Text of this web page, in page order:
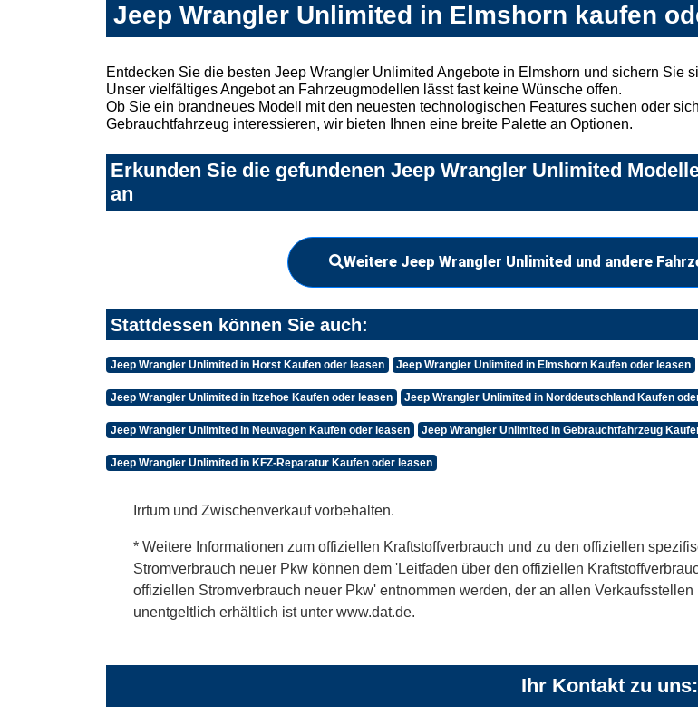
Jeep Wrangler Unlimited in Elmshorn kaufen
Entdecken Sie die besten Jeep Wrangler Unlimited Angebote in Elmshorn und sichern Sie
Unser vielfältiges Angebot an Fahrzeugmodellen lässt fast keine Wünsche offen.
Ob Sie ein brandneues Modell mit den neuesten technologischen Features suchen oder
Gebrauchtfahrzeug interessieren, wir bieten Ihnen eine breite Palette an Optionen.
Erkunden Sie die gefundenen Jeep Wrangler Unlimited
an
Weitere Jeep Wrangler Unlimited und andere
Stattdessen können Sie auch:
Jeep Wrangler Unlimited in Horst Kaufen oder leasen Jeep Wrangler Unlimited in Elmshorn Kaufen oder leasen
Jeep Wrangler Unlimited in Itzehoe Kaufen oder leasen Jeep Wrangler Unlimited in Norddeutschland Kaufen
Jeep Wrangler Unlimited in Neuwagen Kaufen oder leasen Jeep Wrangler Unlimited in Gebrauchtfahrzeug
Jeep Wrangler Unlimited in KFZ-Reparatur Kaufen oder leasen
Irrtum und Zwischenverkauf vorbehalten.
* Weitere Informationen zum offiziellen Kraftstoffverbrauch und zu den offiziellen
Stromverbrauch neuer Pkw können dem 'Leitfaden über den offiziellen
offiziellen Stromverbrauch neuer Pkw' entnommen werden, der an allen
unentgeltlich erhältlich ist unter www.dat.de.
Ihr Kontakt zu uns: